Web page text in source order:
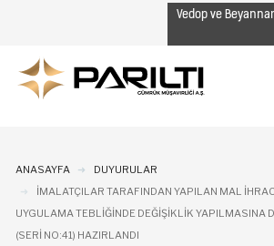
Vedop ve
ANASAYFA
DUYURULAR
İMALATÇILAR TARAFINDAN YAPILAN MAL
UYGULAMA TEBLIĞINDE DEĞIŞIKLIK YAPILMASINA
(SERI NO:41) HAZIRLANDI